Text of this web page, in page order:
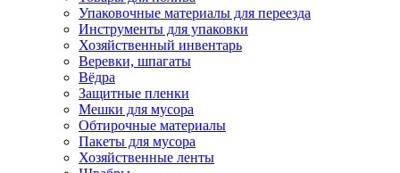
Упаковочные материалы для переезда
Инструменты для упаковки
Хозяйственный инвентарь
Веревки, шпагаты
Вёдра
Защитные пленки
Мешки для мусора
Обтирочные материалы
Пакеты для мусора
Хозяйственные ленты